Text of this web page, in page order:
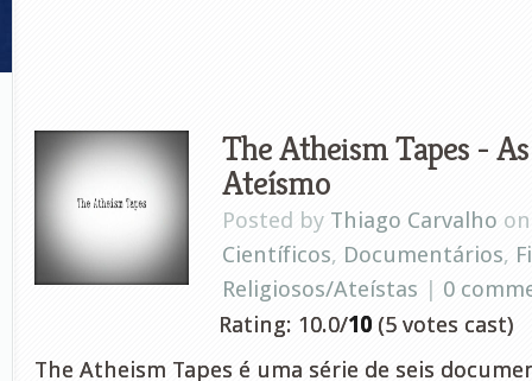
The Atheism Tapes -
Ateísmo
Posted by Thiago Carvalho
Científicos, Documentários,
Religiosos/Ateístas | 0
Rating: 10.0/10 (5 votes cast)
The Atheism Tapes é uma série de seis